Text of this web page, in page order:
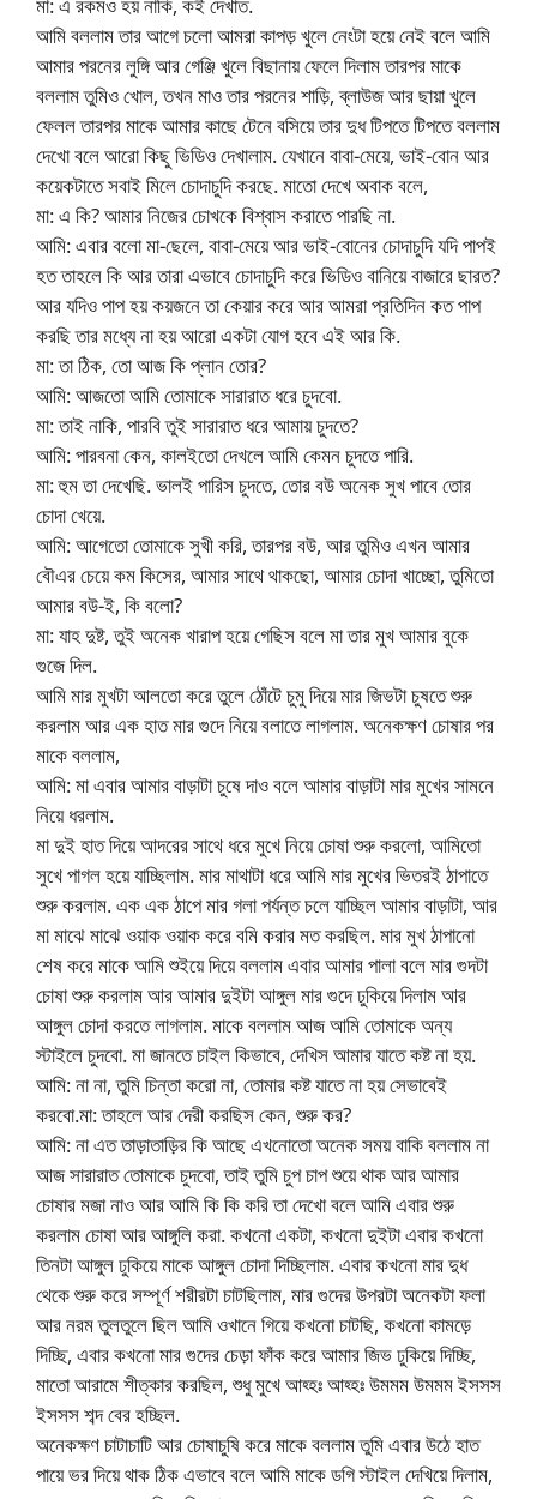
আমি বললাম তার আগে চলো আমরা কাপড় খুলে নেংটা হয়ে নেই বলে আমি
আমার পরনের লুঙ্গি আর গেঞ্জি খুলে বিছানায় ফেলে দিলাম তারপর মাকে
বললাম তুমিও খোল, তখন মাও তার পরনের শাড়ি, ব্লাউজ আর ছায়া খুলে
ফেলল তারপর মাকে আমার কাছে টেনে বসিয়ে তার দুধ টিপতে টিপতে বললাম
দেখো বলে আরো কিছু ভিডিও দেখালাম. যেখানে বাবা-মেয়ে, ভাই-বোন আর
কয়েকটাতে সবাই মিলে চোদাচুদি করছে. মাতো দেখে অবাক বলে,
মা: এ কি? আমার নিজের চোখকে বিশ্বাস করাতে পারছি না.
আমি: এবার বলো মা-ছেলে, বাবা-মেয়ে আর ভাই-বোনের চোদাচুদি যদি পাপই
হত তাহলে কি আর তারা এভাবে চোদাচুদি করে ভিডিও বানিয়ে বাজারে ছারত?
আর যদিও পাপ হয় কয়জনে তা কেয়ার করে আর আমরা প্রতিদিন কত পাপ
করছি তার মধ্যে না হয় আরো একটা যোগ হবে এই আর কি.
মা: তা ঠিক, তো আজ কি প্লান তোর?
আমি: আজতো আমি তোমাকে সারারাত ধরে চুদবো.
মা: তাই নাকি, পারবি তুই সারারাত ধরে আমায় চুদতে?
আমি: পারবনা কেন, কালইতো দেখলে আমি কেমন চুদতে পারি.
মা: হুম তা দেখেছি. ভালই পারিস চুদতে, তোর বউ অনেক সুখ পাবে তোর
চোদা খেয়ে.
আমি: আগেতো তোমাকে সুখী করি, তারপর বউ, আর তুমিও এখন আমার
বৌএর চেয়ে কম কিসের, আমার সাথে থাকছো, আমার চোদা খাচ্ছো, তুমিতো
আমার বউ-ই, কি বলো?
মা: যাহ দুষ্ট, তুই অনেক খারাপ হয়ে গেছিস বলে মা তার মুখ আমার বুকে
গুজে দিল.
আমি মার মুখটা আলতো করে তুলে ঠোঁটে চুমু দিয়ে মার জিভটা চুষতে শুরু
করলাম আর এক হাত মার গুদে নিয়ে বলাতে লাগলাম. অনেকক্ষণ চোষার পর
মাকে বললাম,
আমি: মা এবার আমার বাড়াটা চুষে দাও বলে আমার বাড়াটা মার মুখের সামনে
নিয়ে ধরলাম.
মা দুই হাত দিয়ে আদরের সাথে ধরে মুখে নিয়ে চোষা শুরু করলো, আমিতো
সুখে পাগল হয়ে যাচ্ছিলাম. মার মাথাটা ধরে আমি মার মুখের ভিতরই ঠাপাতে
শুরু করলাম. এক এক ঠাপে মার গলা পর্যন্ত চলে যাচ্ছিল আমার বাড়াটা, আর
মা মাঝে মাঝে ওয়াক ওয়াক করে বমি করার মত করছিল. মার মুখ ঠাপানো
শেষ করে মাকে আমি শুইয়ে দিয়ে বললাম এবার আমার পালা বলে মার গুদটা
চোষা শুরু করলাম আর আমার দুইটা আঙ্গুল মার গুদে ঢুকিয়ে দিলাম আর
আঙ্গুল চোদা করতে লাগলাম. মাকে বললাম আজ আমি তোমাকে অন্য
স্টাইলে চুদবো. মা জানতে চাইল কিভাবে, দেখিস আমার যাতে কষ্ট না হয়.
আমি: না না, তুমি চিন্তা করো না, তোমার কষ্ট যাতে না হয় সেভাবেই
করবো.মা: তাহলে আর দেরী করছিস কেন, শুরু কর?
আমি: না এত তাড়াতাড়ির কি আছে এখনোতো অনেক সময় বাকি বললাম না
আজ সারারাত তোমাকে চুদবো, তাই তুমি চুপ চাপ শুয়ে থাক আর আমার
চোষার মজা নাও আর আমি কি কি করি তা দেখো বলে আমি এবার শুরু
করলাম চোষা আর আঙ্গুলি করা. কখনো একটা, কখনো দুইটা এবার কখনো
তিনটা আঙ্গুল ঢুকিয়ে মাকে আঙ্গুল চোদা দিচ্ছিলাম. এবার কখনো মার দুধ
থেকে শুরু করে সম্পূর্ণ শরীরটা চাটছিলাম, মার গুদের উপরটা অনেকটা ফলা
আর নরম তুলতুলে ছিল আমি ওখানে গিয়ে কখনো চাটছি, কখনো কামড়ে
দিচ্ছি, এবার কখনো মার গুদের চেড়া ফাঁক করে আমার জিভ ঢুকিয়ে দিচ্ছি,
মাতো আরামে শীত্কার করছিল, শুধু মুখে আহ্হঃ আহ্হঃ উমমম উমমম ইসসস
ইসসস শব্দ বের হচ্ছিল.
অনেকক্ষণ চাটাচাটি আর চোষাচুষি করে মাকে বললাম তুমি এবার উঠে হাত
পায়ে ভর দিয়ে থাক ঠিক এভাবে বলে আমি মাকে ডগি স্টাইল দেখিয়ে দিলাম,